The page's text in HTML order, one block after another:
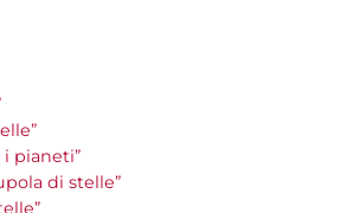
i pianeti”
di stelle”